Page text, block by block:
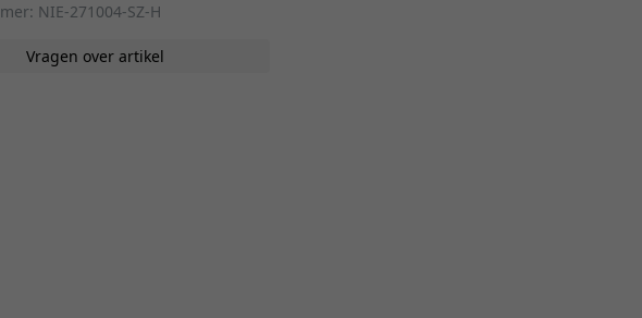
NIE-271004-SZ-H
Vragen over artikel